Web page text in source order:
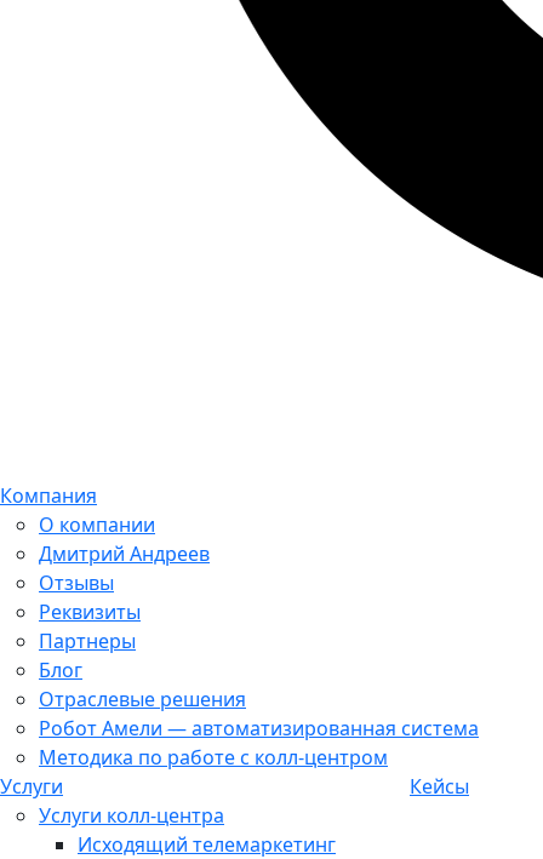
Компания
О компании
Дмитрий Андреев
Отзывы
Реквизиты
Партнеры
Блог
Отраслевые решения
Робот Амели — автоматизированная система
Методика по работе с колл-центром
Услуги
Услуги колл-центра
Исходящий телемаркетинг
Кейсы